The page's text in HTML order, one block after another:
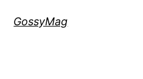
GossyMag